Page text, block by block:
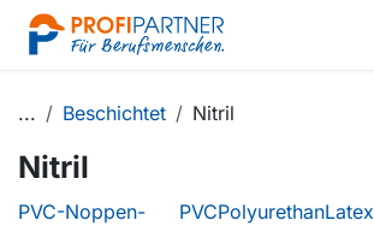
Zum Inhalt springen
... Beschichtet Nitril
Nitril
PVC-Noppen-
PVCPolyurethanLatex